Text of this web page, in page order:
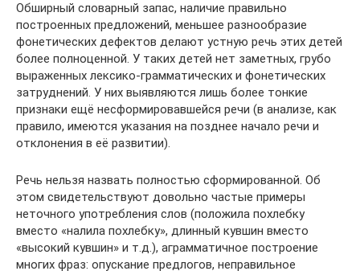
Обширный словарный запас, наличие правильно
построенных предложений, меньшее разнообразие
фонетических дефектов делают устную речь этих детей
более полноценной. У таких детей нет заметных, грубо
выраженных лексико-грамматических и фонетических
затруднений. У них выявляются лишь более тонкие
признаки ещё несформировавшейся речи (в анализе, как
правило, имеются указания на позднее начало речи и
отклонения в её развитии).
Речь нельзя назвать полностью сформированной. Об
этом свидетельствуют довольно частые примеры
неточного употребления слов (положила похлебку
вместо «налила похлебку», длинный кувшин вместо
«высокий кувшин» и т.д.), аграмматичное построение
многих фраз: опускание предлогов, неправильное